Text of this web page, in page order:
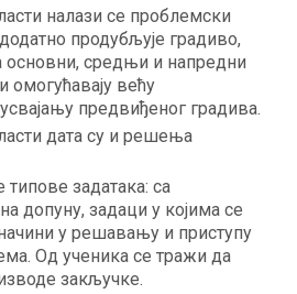
налази се проблемски
продубљује градиво,
основни, средњи и напредни
омогућавају већу
предвиђеног градива.
дата су и решења
задатака: са
допуну, задаци у којима се
у решавању и приступу
Од ученика се тражи да
закључке.